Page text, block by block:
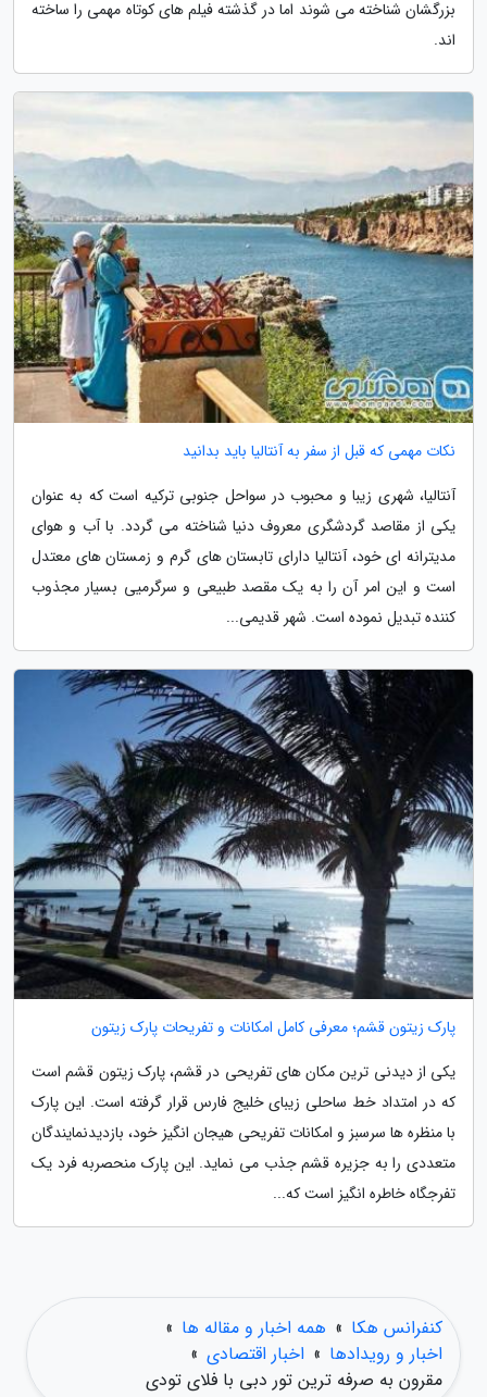
بزرگشان شناخته می شوند اما در گذشته فیلم های کوتاه مهمی را ساخته
اند.
نکات مهمی که قبل از سفر به آنتالیا باید بدانید
آنتالیا، شهری زیبا و محبوب در سواحل جنوبی ترکیه است که به عنوان
یکی از مقاصد گردشگری معروف دنیا شناخته می گردد. با آب و هوای
مدیترانه ای خود، آنتالیا دارای تابستان های گرم و زمستان های معتدل
است و این امر آن را به یک مقصد طبیعی و سرگرمیی بسیار مجذوب
کننده تبدیل نموده است. شهر قدیمی...
پارک زیتون قشم؛ معرفی کامل امکانات و تفریحات پارک زیتون
یکی از دیدنی ترین مکان های تفریحی در قشم، پارک زیتون قشم است
که در امتداد خط ساحلی زیبای خلیج فارس قرار گرفته است. این پارک
با منظره ها سرسبز و امکانات تفریحی هیجان انگیز خود، بازدیدنمایندگان
متعددی را به جزیره قشم جذب می نماید. این پارک منحصربه فرد یک
تفرجگاه خاطره انگیز است که...
کنفرانس هکا » همه اخبار و مقاله ها »
اخبار و رویدادها » اخبار اقتصادی »
مقرون به صرفه ترین تور دبی با فلای تودی